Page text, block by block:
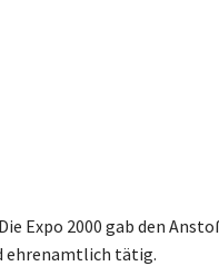
Expo 2000 gab den
ehrenamtlich tätig.